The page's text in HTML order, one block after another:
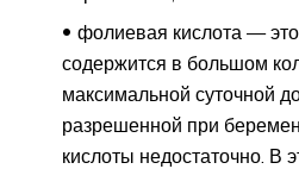
фолиевая кислота —
содержится в большом
максимальной суточной
разрешенной при
кислоты недостаточно. В